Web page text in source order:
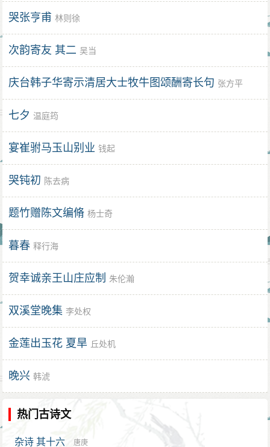
哭张亨甫 林则徐
次韵寄友 其二 吴当
庆台韩子华寄示清居大士牧牛图颂酬寄长句 张方平
七夕 温庭筠
宴崔驸马玉山别业 钱起
哭钝初 陈去病
题竹赠陈文编脩 杨士奇
暮春 释行海
贺幸诚亲王山庄应制 朱伦瀚
双溪堂晚集 李处权
金莲出玉花 夏旱 丘处机
晚兴 韩淲
热门古诗文
杂诗 其十六 唐庚